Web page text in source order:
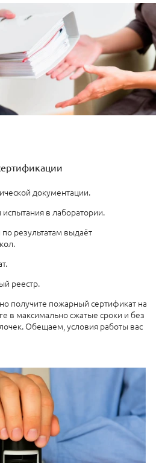
документации.
в лаборатории.
результатам выдаёт
реестр.
получите пожарный сертификат на
в максимально сжатые сроки и без
Обещаем, условия работы вас